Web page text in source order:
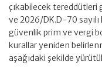
çıkabilecek
ve 2026/DK.D-70 sayılı
güvenlik prim ve vergi
kurallar yeniden
aşağıdaki şekilde